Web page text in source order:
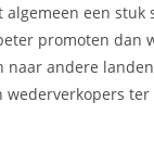
algemeen een stuk
promoten dan
naar andere
wederverkopers